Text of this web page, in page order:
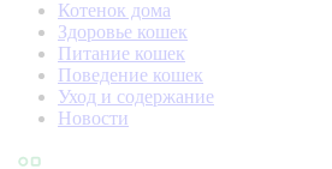
Котенок дома
Здоровье кошек
Питание кошек
Поведение кошек
Уход и содержание
Новости